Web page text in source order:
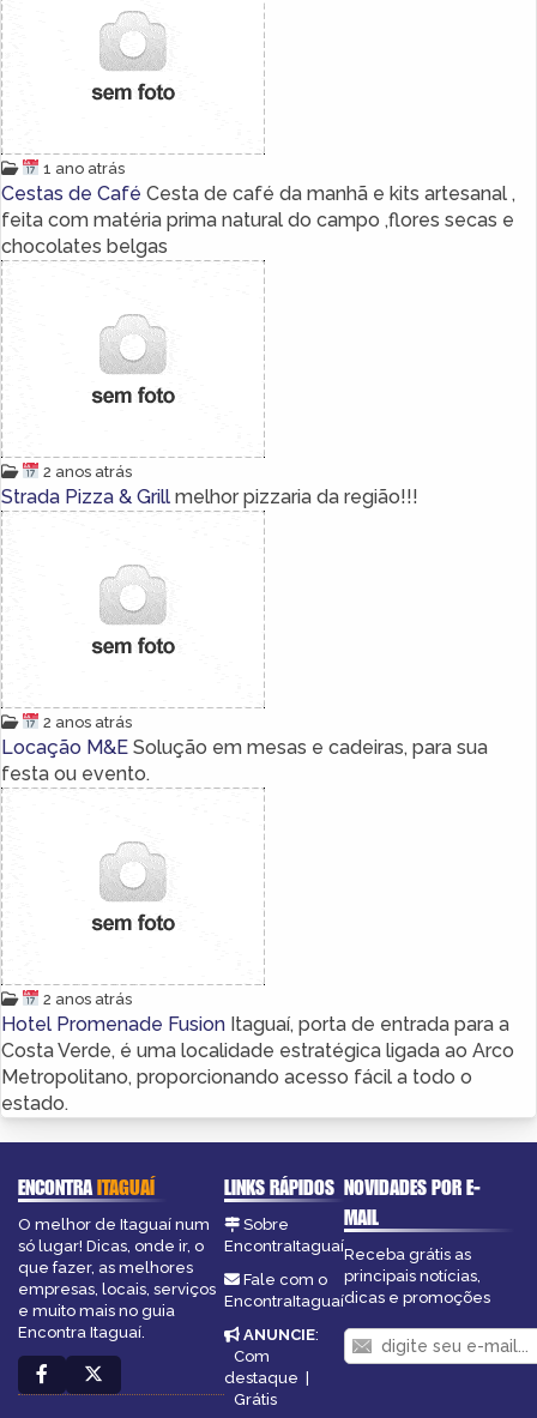
1 ano atrás
Cestas de Café Cesta de café da manhã e kits artesanal ,
feita com matéria prima natural do campo ,flores secas e
chocolates belgas
2 anos atrás
Strada Pizza & Grill melhor pizzaria da região!!!
2 anos atrás
Locação M&E Solução em mesas e cadeiras, para sua
festa ou evento.
2 anos atrás
Hotel Promenade Fusion Itaguaí, porta de entrada para a
Costa Verde, é uma localidade estratégica ligada ao Arco
Metropolitano, proporcionando acesso fácil a todo o
estado.
ENCONTRAITAGUAÍ
O melhor de Itaguaí num
só lugar! Dicas, onde ir, o
que fazer, as melhores
empresas, locais, serviços
e muito mais no guia
Encontra Itaguaí.
LINKS RÁPIDOS
Sobre
EncontraItaguaí
Fale com o
EncontraItaguaí
ANUNCIE:
Com
destaque |
Grátis
NOVIDADES POR E-
MAIL
Receba grátis as
principais notícias,
dicas e promoções